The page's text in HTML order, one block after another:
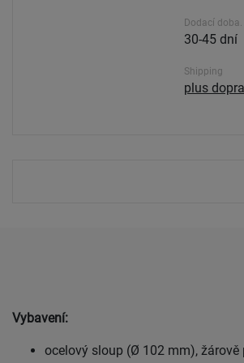
Dodací doba.
30-45 dní
Shipping
plus
Vybavení:
ocelový sloup (Ø 102 mm), žárově